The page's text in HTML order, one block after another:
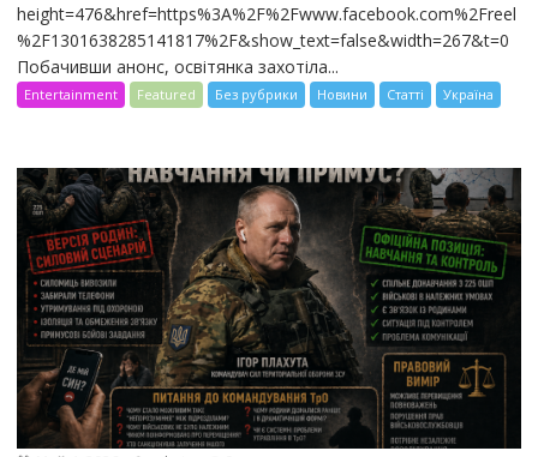
height=476&href=https%3A%2F%2Fwww.facebook.com%2Freel
%2F1301638285141817%2F&show_text=false&width=267&t=0
Побачивши анонс, освітянка захотіла...
Entertainment Featured Без рубрики Новини Статті Україна